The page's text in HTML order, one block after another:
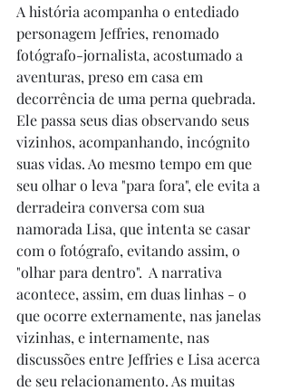
A história acompanha o entediado
personagem Jeffries, renomado
fotógrafo-jornalista, acostumado a
aventuras, preso em casa em
decorrência de uma perna quebrada.
Ele passa seus dias observando seus
vizinhos, acompanhando, incógnito
suas vidas. Ao mesmo tempo em que
seu olhar o leva "para fora", ele evita a
derradeira conversa com sua
namorada Lisa, que intenta se casar
com o fotógrafo, evitando assim, o
"olhar para dentro".  A narrativa
acontece, assim, em duas linhas - o
que ocorre externamente, nas janelas
vizinhas, e internamente, nas
discussões entre Jeffries e Lisa acerca
de seu relacionamento. As muitas